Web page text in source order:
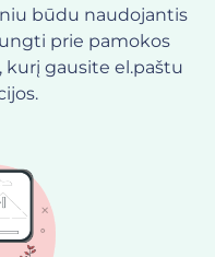
būdu naudojantis
prie pamokos
kurį gausite el.paštu